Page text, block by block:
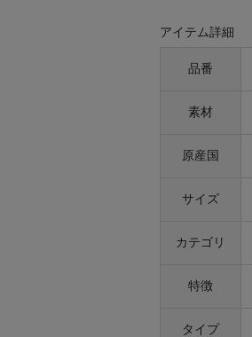
アイテム詳細
品番
素材
原産国
サイズ
カテゴリ
特徴
タイプ